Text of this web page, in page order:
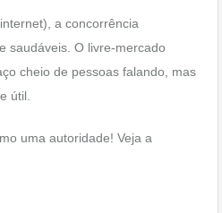
a concorrência
saudáveis. O livre-mercado
cheio de pessoas falando, mas
útil.
uma autoridade! Veja a